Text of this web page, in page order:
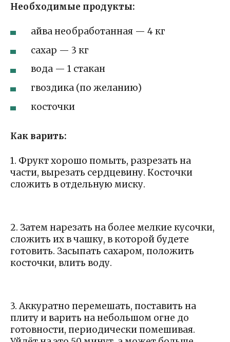
Необходимые продукты:
айва необработанная — 4 кг
сахар — 3 кг
вода — 1 стакан
гвоздика (по желанию)
косточки
Как варить:
1. Фрукт хорошо помыть, разрезать на
части, вырезать сердцевину. Косточки
сложить в отдельную миску.
2. Затем нарезать на более мелкие кусочки,
сложить их в чашку, в которой будете
готовить. Засыпать сахаром, положить
косточки, влить воду.
3. Аккуратно перемешать, поставить на
плиту и варить на небольшом огне до
готовности, периодически помешивая.